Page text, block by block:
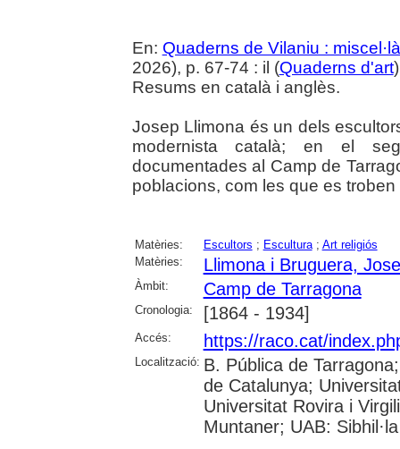
En: Quaderns de Vilaniu :
2026), p. 67-74 : il (Quaderns d'art
Resums en català i anglès.
Josep Llimona és un dels
modernista català; en el
documentades al Camp de
poblacions, com les que es
Matèries: Escultors ; Escultura; Art religiós
Matèries:
Llimona i Bruguera,
Àmbit: Camp de Tarragona
Cronologia: [1864 - 1934]
Accés: https://raco.cat/
Localització: B. Pública de
de Catalunya;
Universitat Rovira i
Muntaner; UAB: Sibhil·la